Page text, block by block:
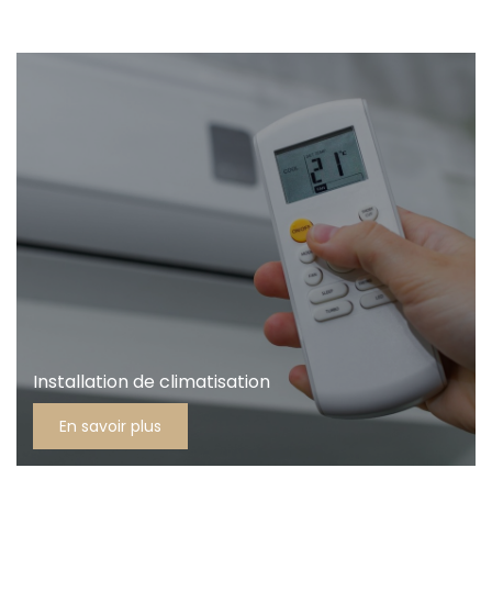
Installation de climatisation
En savoir plus